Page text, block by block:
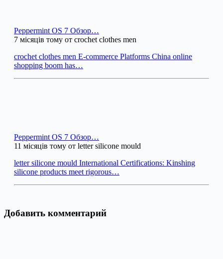
Peppermint OS 7 Обзор…
7 місяців тому от crochet clothes men
crochet clothes men E-commerce Platforms China online
shopping boom has…
Peppermint OS 7 Обзор…
11 місяців тому от letter silicone mould
letter silicone mould International Certifications: Kinshing
silicone products meet rigorous…
Добавить комментарий